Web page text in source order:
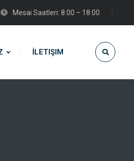
Mesai Saatleri: 8:00 – 18:00
İLETIŞIM